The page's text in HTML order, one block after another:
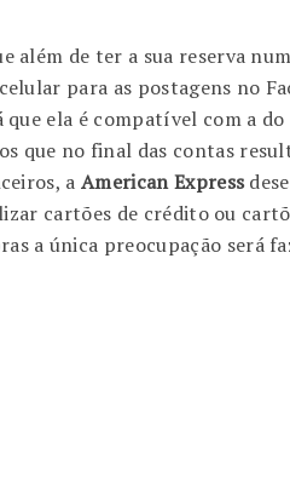
além de ter a sua reserva
para as postagens no
ela é compatível com a
que no final das contas
aAmerican Express
cartões de crédito ou
a única preocupação será